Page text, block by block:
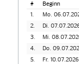
# Beginn
1.
Mo.
2.
Di.
3.
Mi.
4.
Do.
5.
Fr.